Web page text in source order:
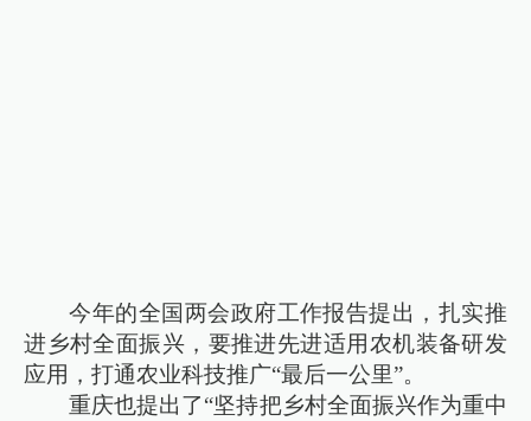
今年的全国两会政府工作报告提出，扎实推
进乡村全面振兴，要推进先进适用农机装备研发
应用，打通农业科技推广“最后一公里”。
重庆也提出了“坚持把乡村全面振兴作为重中